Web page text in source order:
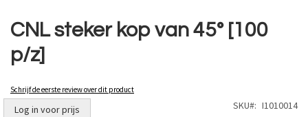
CNL steker kop van 45° [100
p/z]
Schrijf de eerste review over dit product
Log in voor prijs SKU I1010014
naar
het
begin
van
afbeeldingen-
gallerij